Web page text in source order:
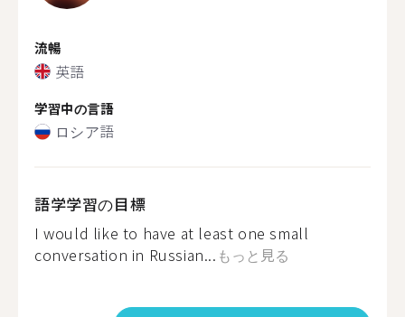
流暢
英語
学習中の言語
ロシア語
語学学習の目標
I would like to have at least one small
conversation in Russian... もっと見る